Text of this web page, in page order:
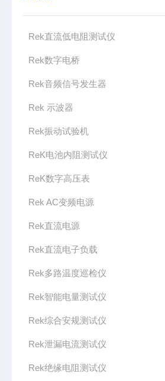
Rek直流低电阻测试仪
Rek数字电桥
Rek音频信号发生器
Rek 示波器
Rek振动试验机
ReK电池内阻测试仪
ReK数字高压表
Rek AC变频电源
Rek直流电源
Rek直流电子负载
Rek多路温度巡检仪
Rek智能电量测试仪
Rek综合安规测试仪
Rek泄漏电流测试仪
Rek绝缘电阻测试仪